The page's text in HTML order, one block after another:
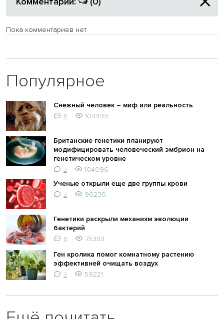
Пока комментариев нет
Популярное
Снежный человек – миф или реальность
0 104393
Британские генетики планируют
модифицировать человеческий эмбрион на
генетическом уровне
2
104096
Ученые открыли еще две группы крови
2 96236
Генетики раскрыли механизм эволюции
бактерий
0
75383
Ген кролика помог комнатному растению
эффективней очищать воздух
3 59221